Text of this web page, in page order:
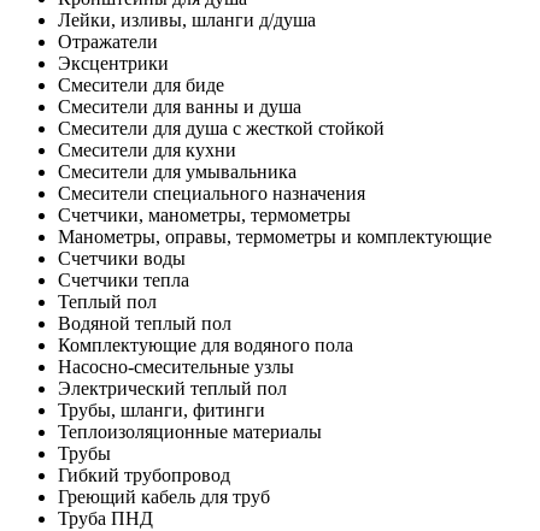
Лейки, изливы, шланги д/душа
Отражатели
Эксцентрики
Смесители для биде
Смесители для ванны и душа
Смесители для душа с жесткой стойкой
Смесители для кухни
Смесители для умывальника
Смесители специального назначения
Счетчики, манометры, термометры
Манометры, оправы, термометры и комплектующие
Счетчики воды
Счетчики тепла
Теплый пол
Водяной теплый пол
Комплектующие для водяного пола
Насосно-смесительные узлы
Электрический теплый пол
Трубы, шланги, фитинги
Теплоизоляционные материалы
Трубы
Гибкий трубопровод
Греющий кабель для труб
Труба ПНД